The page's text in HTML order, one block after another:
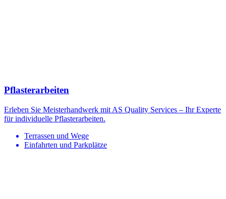
Pflasterarbeiten
Erleben Sie Meisterhandwerk mit AS Quality Services – Ihr Experte
für individuelle Pflasterarbeiten.
Terrassen und Wege
Einfahrten und Parkplätze